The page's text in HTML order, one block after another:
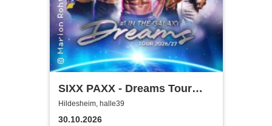
SIXX PAXX - Dreams Tour
2026/27
Hildesheim, halle39
30.10.2026